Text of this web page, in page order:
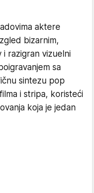
aktere
bizarnim,
i razigran vizuelni
sa
sintezu pop
i stripa, koristeći
koja je jedan